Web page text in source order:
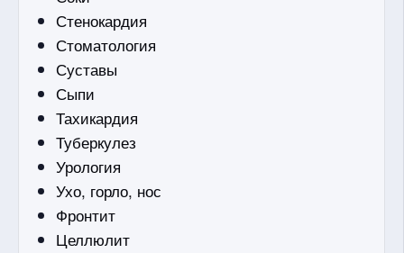
Стенокардия
Стоматология
Суставы
Сыпи
Тахикардия
Туберкулез
Урология
Ухо, горло, нос
Фронтит
Целлюлит